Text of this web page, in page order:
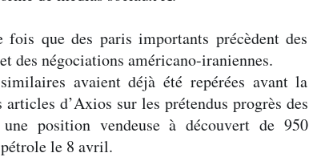
fois que des paris importants précèdent des
des négociations américano-iraniennes.
avaient déjà été repérées avant la
d’Axios sur les prétendus progrès des
position vendeuse à découvert de 950
le 8 avril.